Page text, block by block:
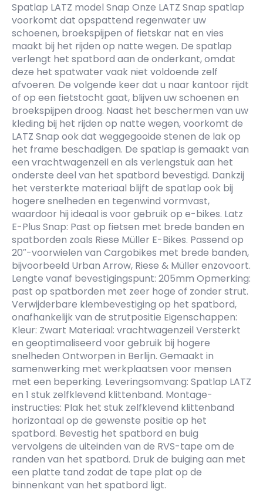
Spatlap LATZ model Snap Onze LATZ Snap spatlap
voorkomt dat opspattend regenwater uw
schoenen, broekspijpen of fietskar nat en vies
maakt bij het rijden op natte wegen. De spatlap
verlengt het spatbord aan de onderkant, omdat
deze het spatwater vaak niet voldoende zelf
afvoeren. De volgende keer dat u naar kantoor rijdt
of op een fietstocht gaat, blijven uw schoenen en
broekspijpen droog. Naast het beschermen van uw
kleding bij het rijden op natte wegen, voorkomt de
LATZ Snap ook dat weggegooide stenen de lak op
het frame beschadigen. De spatlap is gemaakt van
een vrachtwagenzeil en als verlengstuk aan het
onderste deel van het spatbord bevestigd. Dankzij
het versterkte materiaal blijft de spatlap ook bij
hogere snelheden en tegenwind vormvast,
waardoor hij ideaal is voor gebruik op e-bikes. Latz
E-Plus Snap: Past op fietsen met brede banden en
spatborden zoals Riese Müller E-Bikes. Passend op
20″-voorwielen van Cargobikes met brede banden,
bijvoorbeeld Urban Arrow, Riese & Müller enzovoort.
Lengte vanaf bevestigingspunt: 205mm Opmerking:
past op spatborden met zeer hoge of zonder strut.
Verwijderbare klembevestiging op het spatbord,
onafhankelijk van de strutpositie Eigenschappen:
Kleur: Zwart Materiaal: vrachtwagenzeil Versterkt
en geoptimaliseerd voor gebruik bij hogere
snelheden Ontworpen in Berlijn. Gemaakt in
samenwerking met werkplaatsen voor mensen
met een beperking. Leveringsomvang: Spatlap LATZ
en 1 stuk zelfklevend klittenband. Montage-
instructies: Plak het stuk zelfklevend klittenband
horizontaal op de gewenste positie op het
spatbord. Bevestig het spatbord en buig
vervolgens de uiteinden van de RVS-tape om de
randen van het spatbord. Druk de buiging aan met
een platte tand zodat de tape plat op de
binnenkant van het spatbord ligt.